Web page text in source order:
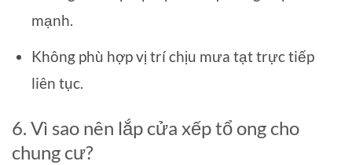
mạnh.
Không phù hợp vị trí chịu mưa tạt trực tiếp
liên tục.
6. Vì sao nên lắp cửa xếp tổ ong cho
chung cư?